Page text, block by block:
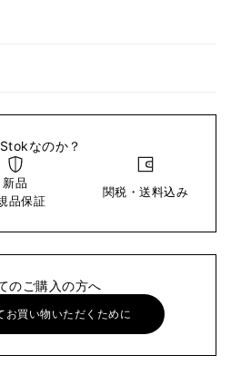
なのか？
新品
品保証
関税・送料込み
のご購入の方へ
お買い物いただくために